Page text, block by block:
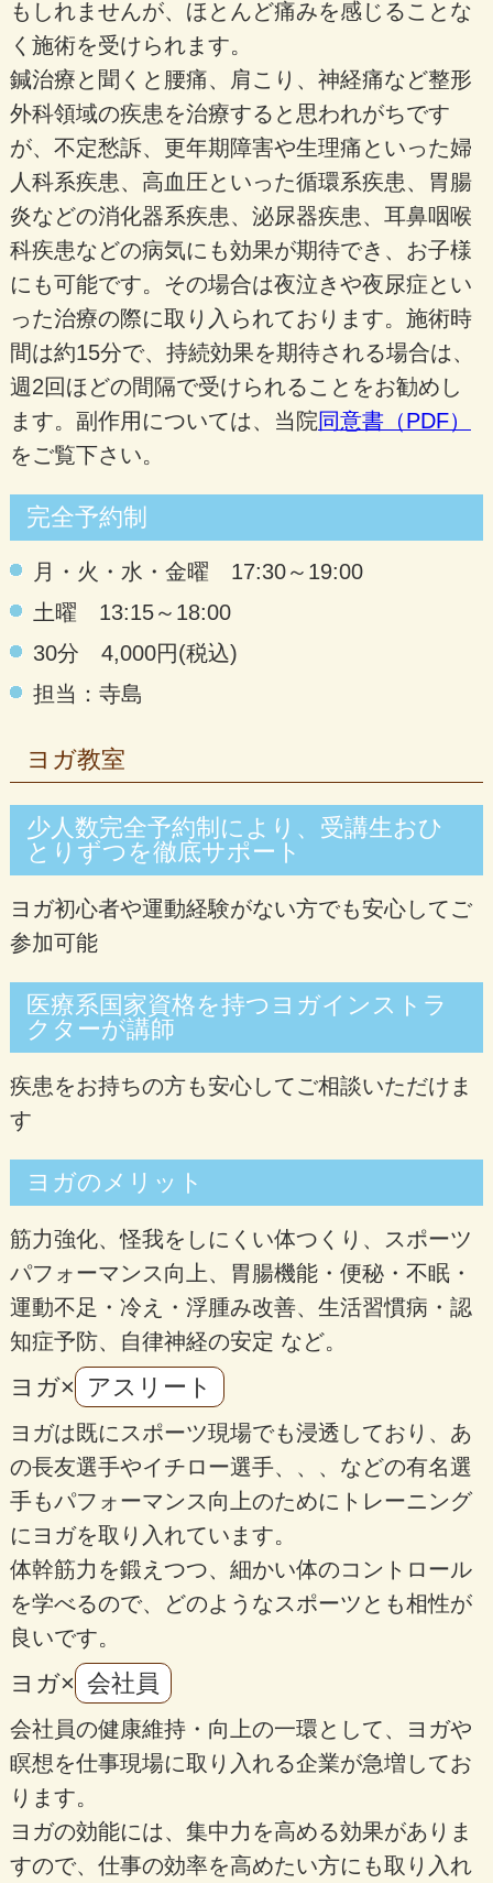
もしれませんが、ほとんど痛みを感じることな
く施術を受けられます。
鍼治療と聞くと腰痛、肩こり、神経痛など整形
外科領域の疾患を治療すると思われがちです
が、不定愁訴、更年期障害や生理痛といった婦
人科系疾患、高血圧といった循環系疾患、胃腸
炎などの消化器系疾患、泌尿器疾患、耳鼻咽喉
科疾患などの病気にも効果が期待でき、お子様
にも可能です。その場合は夜泣きや夜尿症とい
った治療の際に取り入られております。施術時
間は約15分で、持続効果を期待される場合は、
週2回ほどの間隔で受けられることをお勧めし
ます。副作用については、当院同意書（PDF）
をご覧下さい。
完全予約制
月・火・水・金曜 17:30～19:00
土曜 13:15～18:00
30分 4,000円(税込)
担当：寺島
ヨガ教室
少人数完全予約制により、受講生おひ
とりずつを徹底サポート
ヨガ初心者や運動経験がない方でも安心してご
参加可能
医療系国家資格を持つヨガインストラ
クターが講師
疾患をお持ちの方も安心してご相談いただけま
す
ヨガのメリット
筋力強化、怪我をしにくい体つくり、スポーツ
パフォーマンス向上、胃腸機能・便秘・不眠・
運動不足・冷え・浮腫み改善、生活習慣病・認
知症予防、自律神経の安定 など。
ヨガ× アスリート
ヨガは既にスポーツ現場でも浸透しており、あ
の長友選手やイチロー選手、、、などの有名選
手もパフォーマンス向上のためにトレーニング
にヨガを取り入れています。
体幹筋力を鍛えつつ、細かい体のコントロール
を学べるので、どのようなスポーツとも相性が
良いです。
ヨガ× 会社員
会社員の健康維持・向上の一環として、ヨガや
瞑想を仕事現場に取り入れる企業が急増してお
ります。
ヨガの効能には、集中力を高める効果がありま
すので、仕事の効率を高めたい方にも取り入れ